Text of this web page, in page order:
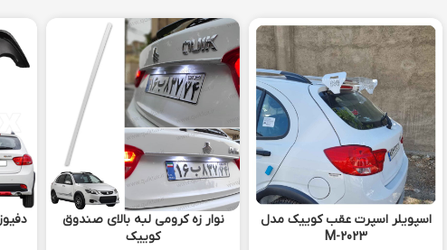
اسپویلر اسپرت عقب کوییک مدل
M-2023
نوار زه کرومی لبه بالای صندوق
کوییک